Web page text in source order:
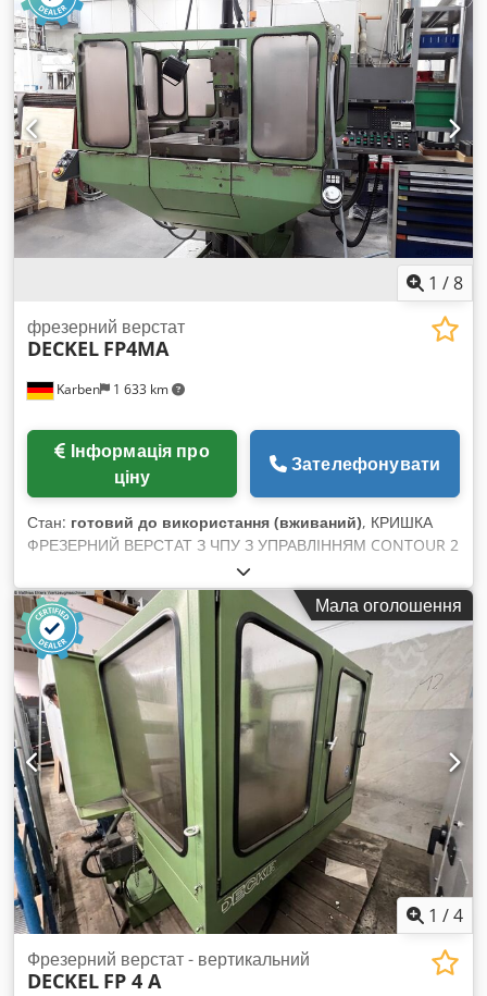
000 об/хв, безступінчасто (HSK 63) У комплекті наступні
опції: Жорсткий кутовий стіл 1250 мм x 700 мм площа
кріплення 3D датчик вимірювання Heidenhain Вимірювання
інструменту в робочій зоні BLUM Laser Вертикальний
інструментальний змінник на 32 позиції (HSK 63) Djdpfx
Abjy A Sf Rj Eokr Повний захисний кожух зі зсувними
дверима та внутрішнім освітленням Електронне ручне
колесо Режими роботи 3 + 4 Стружкоподавач Охолоджуюча
система 3 регульовані по висоті опори для верстата
Охолоджувач шпиндельної оливи Блок охолодження
електрошкафу (Rittal) Інструкції з експлуатації
1 /8
Karben 1 633 km
фрезерний верстат
DECKEL FP4MA
ціну
Зателефонувати
Стан: готовий до використання (вживаний), КРИШКА
ФРЕЗЕРНИЙ ВЕРСТАТ З ЧПУ З УПРАВЛІННЯМ CONTOUR 2
Dksdjzrmkdjpfx Ab Esr ТИП: FP 4 MA ЗАВОДСЬКИЙ
НОМЕР: 2204 - 1679 РІК ВИПУСКУ: 1988 Робоча зона: Вісь
X (поздовжня): автоматична/ручна: 485 / 500 мм Вісь Y
(поперечна): автоматична/ручна: 385 / 400 мм Вісь Z
(вертикальна): автоматична/ручна: 380 / 400 мм
Комплектація: - Стандартне обладнання - Поворотний стіл
460 x 800 мм - Вертикальна фрезерна головка, з
можливістю переміщення, SK40/M16 - Гідравлічний
верстатний затиск - Автоматичний затискач інструменту -
Автоматична централізована змазка - Електронне ручне
колесо - Освітлювальний прилад для верстата - Піддон для
стружки - Захисний кожух - Система охолодження - Різні
затискні пристрої - Документація Стан: робочий, може бути
продемонстровано в робочому стані.
Мала оголошення
1 /4
Фрезерний верстат - вертикальний
DECKEL FP 4 A